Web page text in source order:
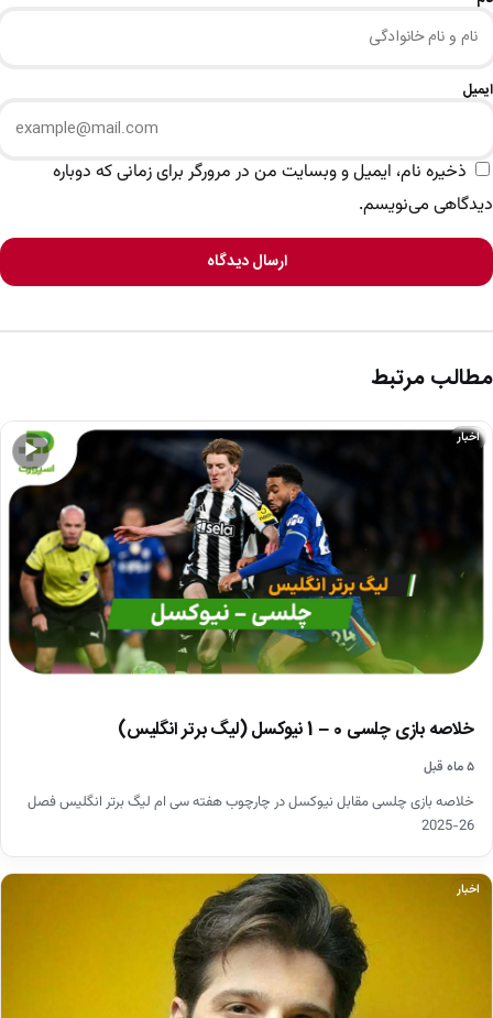
ایمیل
ذخیره نام، ایمیل و وبسایت من در مرورگر برای زمانی که دوباره
دیدگاهی می‌نویسم.
ارسال دیدگاه
مطالب مرتبط
▶
اخبار
خلاصه بازی چلسی 0 – 1 نیوکسل (لیگ برتر انگلیس)
۵ ماه قبل
خلاصه بازی چلسی مقابل نیوکسل در چارچوب هفته سی ام لیگ برتر انگلیس فصل
26-2025
اخبار